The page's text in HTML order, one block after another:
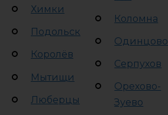
Химки
Подольск
Королёв
Мытищи
Люберцы
Коломна
Одинцово
Серпухов
Орехово-
Зуево